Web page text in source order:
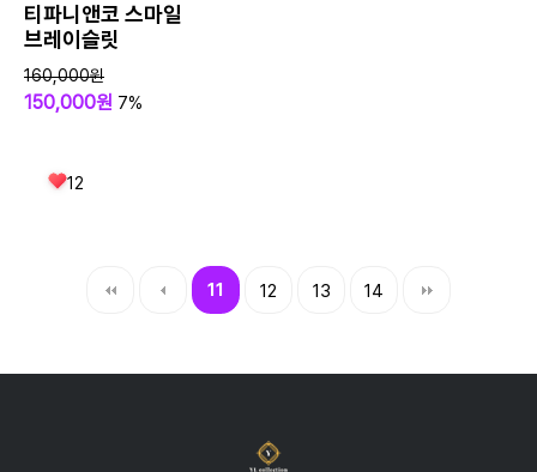
티파니앤코 스마일
브레이슬릿
160,000원
150,000원 7%
12
11 12 13 14